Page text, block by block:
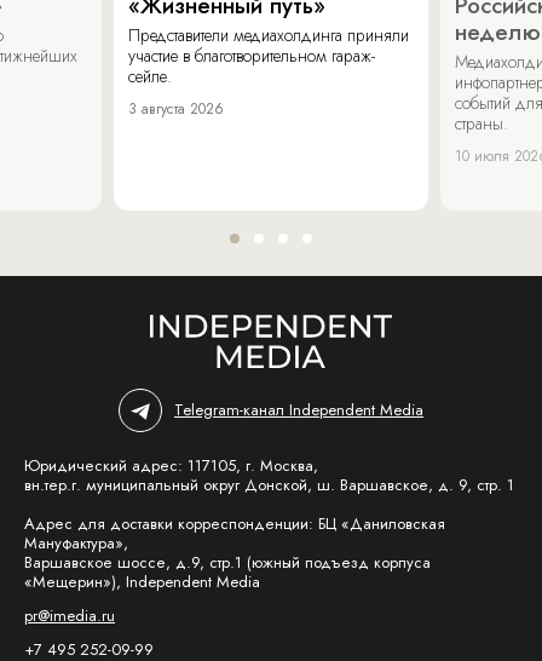
Представители медиахолдинга приняли
участие в благотворительном гараж-
сейле.
3 августа 2026
неделю
событий
страны.
10 июля
Telegram-канал Independent Media
Юридический адрес: 117105, г. Москва,
вн.тер.г. муниципальный округ Донской, ш. Варшавское, д. 9, стр. 1
Адрес для доставки корреспонденции: БЦ «Даниловская
Мануфактура»,
Варшавское шоссе, д.9, стр.1 (южный подъезд корпуса
«Мещерин»), Independent Media
pr@imedia.ru
+7 495 252-09-99